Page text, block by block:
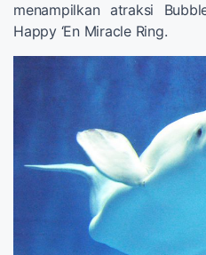
menampilkan atraksi
Happy ‘En Miracle Ring.